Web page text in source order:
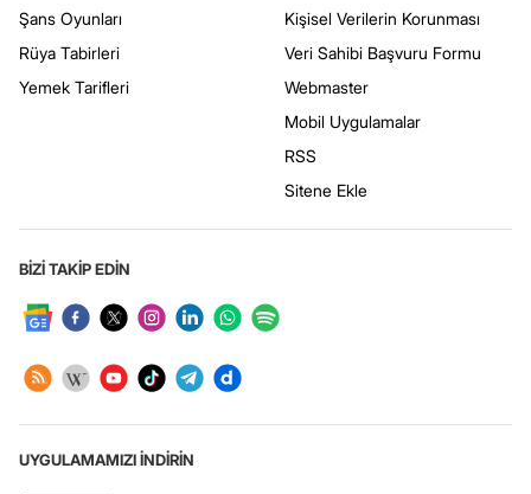
Şans Oyunları
Rüya Tabirleri
Yemek Tarifleri
Kişisel Verilerin Korunması
Veri Sahibi Başvuru Formu
Webmaster
Mobil Uygulamalar
RSS
Sitene Ekle
BİZİ TAKİP EDİN
UYGULAMAMIZI İNDİRİN